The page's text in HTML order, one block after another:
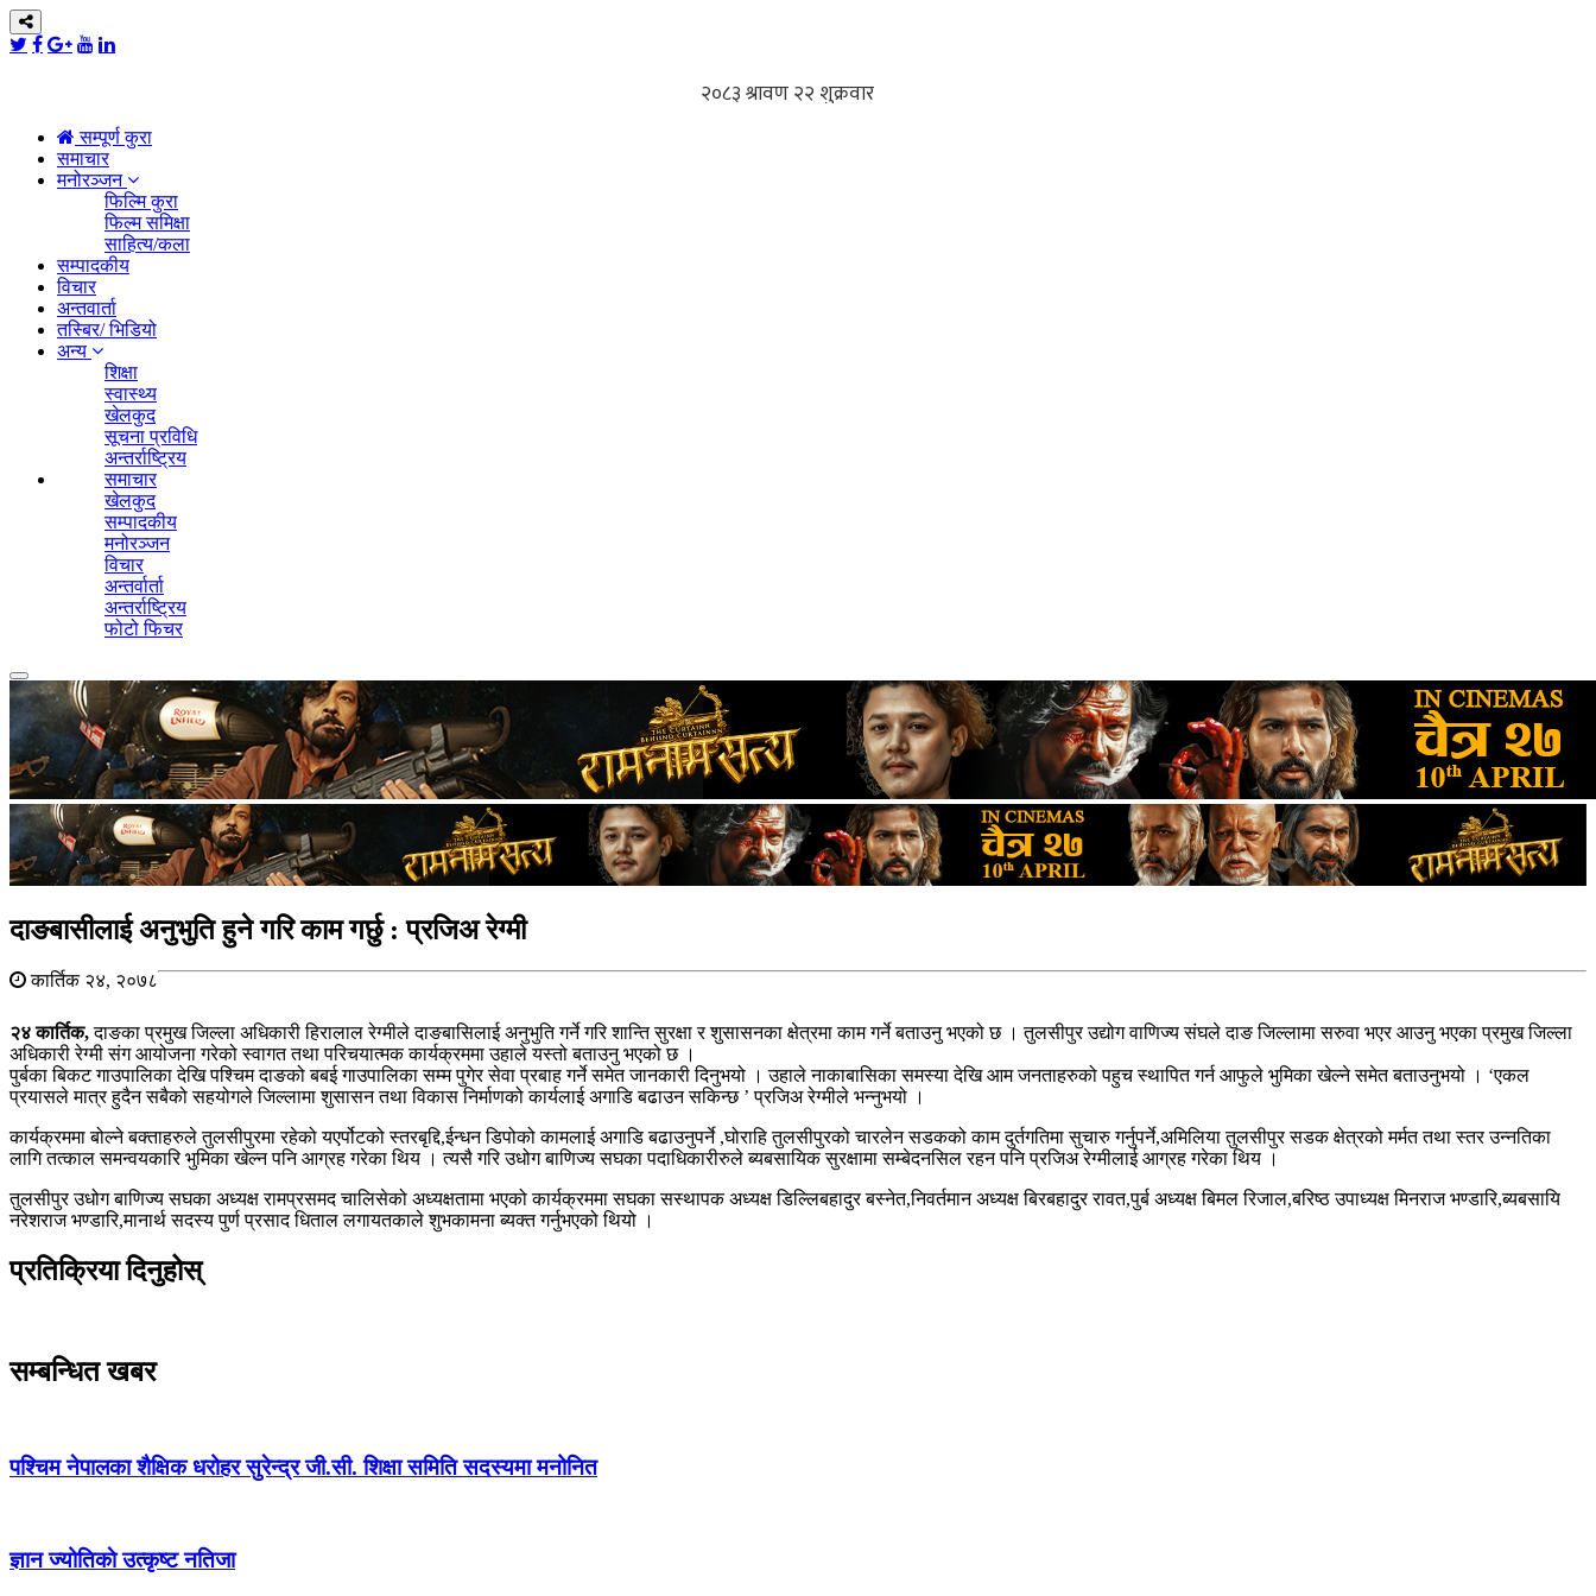
सम्पूर्ण कुरा
समाचार
मनोरञ्जन
फिल्मि कुरा
फिल्म समिक्षा
साहित्य/कला
सम्पादकीय
विचार
अन्तवार्ता
तस्बिर/ भिडियो
अन्य
शिक्षा
स्वास्थ्य
खेलकुद
सूचना प्रविधि
अन्तर्राष्ट्रिय
समाचार
खेलकुद
सम्पादकीय
मनोरञ्जन
विचार
अन्तर्वार्ता
अन्तर्राष्ट्रिय
फोटो फिचर
Toggle
navigation
दाङबासीलाई अनुभुति हुने गरि काम गर्छु : प्रजिअ रेग्मी
कार्तिक २४, २०७८
२४ कार्तिक,दाङका प्रमुख जिल्ला अधिकारी हिरालाल रेग्मीले दाङबासिलाई अनुभुति गर्ने गरि शान्ति सुरक्षा र शुसासनका क्षेत्रमा काम गर्ने बताउनु भएको छ । तुलसीपुर उद्योग वाणिज्य संघले दाङ जिल्लामा सरुवा भएर आउनु भएका प्रमुख जिल्ला
अधिकारी रेग्मी संग आयोजना गरेको स्वागत तथा परिचयात्मक कार्यक्रममा उहाले यस्तो बताउनु भएको छ ।
पुर्बका बिकट गाउपालिका देखि पश्चिम दाङको बबई गाउपालिका सम्म पुगेर सेवा प्रबाह गर्ने समेत जानकारी दिनुभयो । उहाले नाकाबासिका समस्या देखि आम जनताहरुको पहुच स्थापित गर्न आफुले भुमिका खेल्ने समेत बताउनुभयो । ‘एकल
प्रयासले मात्र हुदैन सबैको सहयोगले जिल्लामा शुसासन तथा विकास निर्माणको कार्यलाई अगाडि बढाउन सकिन्छ ’ प्रजिअ रेग्मीले भन्नुभयो ।
कार्यक्रममा बोल्ने बक्ताहरुले तुलसीपुरमा रहेको यएर्पोटको स्तरबृद्दि,ईन्धन डिपोको कामलाई अगाडि बढाउनुपर्ने ,घोराहि तुलसीपुरको चारलेन सडकको काम दुर्तगतिमा सुचारु गर्नुपर्ने,अमिलिया तुलसीपुर सडक क्षेत्रको मर्मत तथा स्तर उन्नतिका
लागि तत्काल समन्वयकारि भुमिका खेल्न पनि आग्रह गरेका थिय । त्यसै गरि उधोग बाणिज्य सघका पदाधिकारीरुले ब्यबसायिक सुरक्षामा सम्बेदनसिल रहन पनि प्रजिअ रेग्मीलाई आग्रह गरेका थिय ।
तुलसीपुर उधोग बाणिज्य सघका अध्यक्ष रामप्रसमद चालिसेको अध्यक्षतामा भएको कार्यक्रममा सघका सस्थापक अध्यक्ष डिल्लिबहादुर बस्नेत,निवर्तमान अध्यक्ष बिरबहादुर रावत,पुर्ब अध्यक्ष बिमल रिजाल,बरिष्ठ उपाध्यक्ष मिनराज भण्डारि,ब्यबसायि
नरेशराज भण्डारि,मानार्थ सदस्य पुर्ण प्रसाद धिताल लगायतकाले शुभकामना ब्यक्त गर्नुभएको थियो ।
प्रतिक्रिया दिनुहोस्
सम्बन्धित खबर
पश्चिम नेपालका शैक्षिक धरोहर सुरेन्द्र जी.सी. शिक्षा समिति सदस्यमा मनोनित
ज्ञान ज्योतिकाे उत्कृष्ट नतिजा